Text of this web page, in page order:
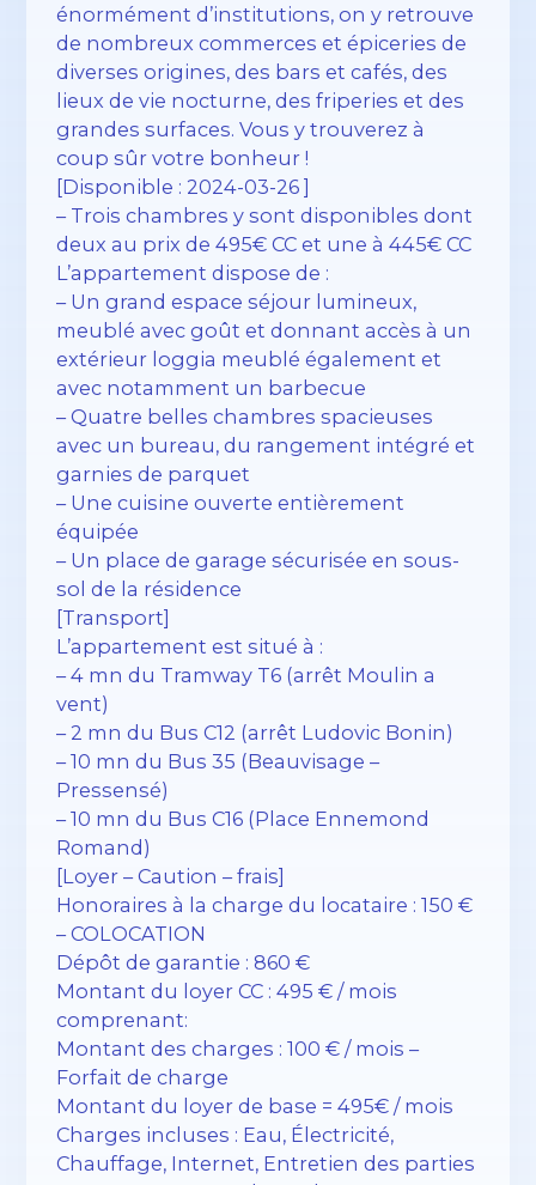
énormément d’institutions, on y retrouve
de nombreux commerces et épiceries de
diverses origines, des bars et cafés, des
lieux de vie nocturne, des friperies et des
grandes surfaces. Vous y trouverez à
coup sûr votre bonheur !
[Disponible : 2024-03-26 ]
– Trois chambres y sont disponibles dont
deux au prix de 495€ CC et une à 445€ CC
L’appartement dispose de :
– Un grand espace séjour lumineux,
meublé avec goût et donnant accès à un
extérieur loggia meublé également et
avec notamment un barbecue
– Quatre belles chambres spacieuses
avec un bureau, du rangement intégré et
garnies de parquet
– Une cuisine ouverte entièrement
équipée
– Un place de garage sécurisée en sous-
sol de la résidence
[Transport]
L’appartement est situé à :
– 4 mn du Tramway T6 (arrêt Moulin a
vent)
– 2 mn du Bus C12 (arrêt Ludovic Bonin)
– 10 mn du Bus 35 (Beauvisage –
Pressensé)
– 10 mn du Bus C16 (Place Ennemond
Romand)
[Loyer – Caution – frais]
Honoraires à la charge du locataire : 150 €
– COLOCATION
Dépôt de garantie : 860 €
Montant du loyer CC : 495 € / mois
comprenant:
Montant des charges : 100 € / mois –
Forfait de charge
Montant du loyer de base = 495€ / mois
Charges incluses : Eau, Électricité,
Chauffage, Internet, Entretien des parties